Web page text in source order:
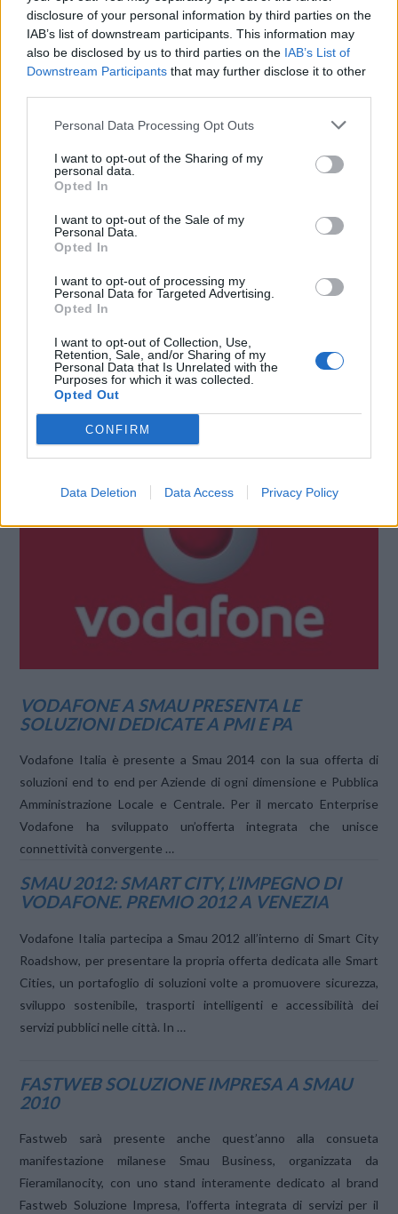
disclosure of your personal information by third parties on the
IAB’s list of downstream participants. This information may
also be disclosed by us to third parties on the IAB’s List of
Downstream Participants that may further disclose it to other
Personal Data Processing Opt Outs
I want to opt-out of the Sharing of my
personal data.
Opted In
I want to opt-out of the Sale of my
Personal Data.
Opted In
I want to opt-out of processing my
Personal Data for Targeted Advertising.
Opted In
I want to opt-out of Collection, Use,
Retention, Sale, and/or Sharing of my
Personal Data that Is Unrelated with the
Purposes for which it was collected.
Opted Out
CONFIRM
Data Deletion Data Access Privacy Policy
VIEW POST
VIEW POST
SMAU BOLOGNA: TIM PRESENTA LE
SOLUZIONI PER IL BUSINESS
TIM partecipa a Smau Bologna, in programma il 9 e 10 giugno
presso BolognaFiere, presentando le innovative soluzioni cloud
disponibili per le piccole e medie imprese attraverso il portale
Nuvola Store e le nuove iniziative dedicate a software house e …
VODAFONE A SMAU PRESENTA LE
SOLUZIONI DEDICATE A PMI E PA
Vodafone Italia è presente a Smau 2014 con la sua offerta di
soluzioni end to end per Aziende di ogni dimensione e Pubblica
Amministrazione Locale e Centrale. Per il mercato Enterprise
Vodafone ha sviluppato un’offerta integrata che unisce
connettività convergente …
SMAU 2012: SMART CITY, L’IMPEGNO DI
VODAFONE. PREMIO 2012 A VENEZIA
Vodafone Italia partecipa a Smau 2012 all’interno di Smart City
Roadshow, per presentare la propria offerta dedicata alle Smart
Cities, un portafoglio di soluzioni volte a promuovere sicurezza,
sviluppo sostenibile, trasporti intelligenti e accessibilità dei
servizi pubblici nelle città. In …
FASTWEB SOLUZIONE IMPRESA A SMAU
2010
Fastweb sarà presente anche quest’anno alla consueta
manifestazione milanese Smau Business, organizzata da
Fieramilanocity, con uno stand interamente dedicato al brand
Fastweb Soluzione Impresa, l’offerta integrata di servizi per il